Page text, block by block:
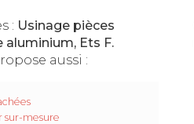
: Usinage pièces
Ets F.
aussi :
sur-mesure